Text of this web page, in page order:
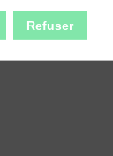
Refuser